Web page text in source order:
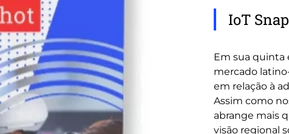
IoT
Em sua quinta
mercado
em relação à
Assim como
abrange mais
visão regional